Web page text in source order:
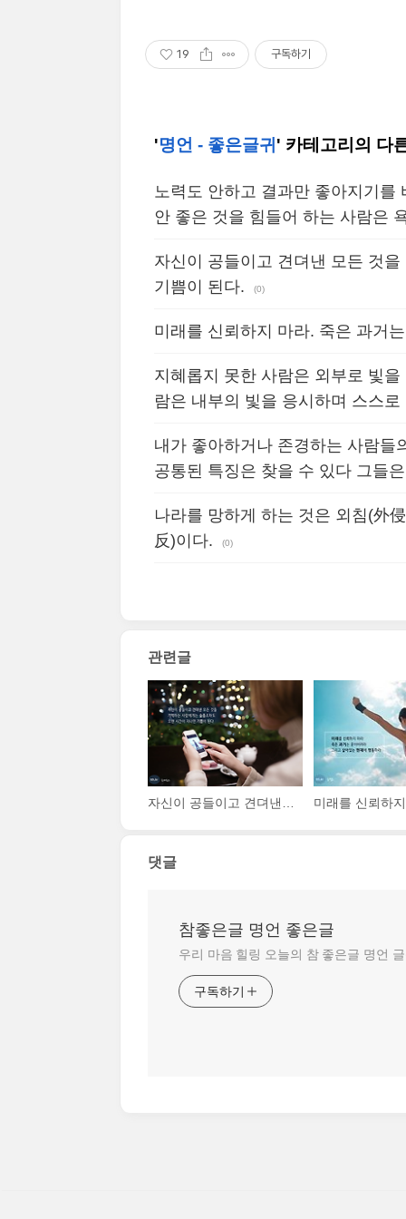
19 구독하기
'명언 - 좋은글귀 ' 카테고리의 다
노력도 안하고 결과만 좋아지기를
안 좋은 것을 힘들어 하는 사람은
자신이 공들이고 견뎌낸 모든 것
기쁨이 된다.
(0)
미래를 신뢰하지 마라. 죽은 과거
지혜롭지 못한 사람은 외부로 빛
람은 내부의 빛을 응시하며 스스
내가 좋아하거나 존경하는 사람들
공통된 특징은 찾을 수 있다 그들
나라를 망하게 하는 것은 외침(外
反)이다.
(0)
관련글
댓글
참좋은글 명언 좋은글
우리 마음 힐링 오늘의 참 좋은글 명언
구독하기